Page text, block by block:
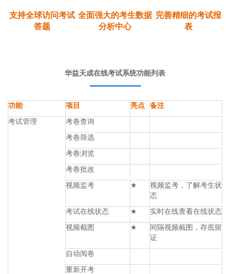
支持全球访问考试
答题
全面强大的考生数据
分析中心
完善精细的考试报
表
华益天成在线考试系统功能列表
▔▔▔▔▔▔▔▔▔
功能 项目 亮点 备注
考试管理 考卷查询
考卷筛选
考卷浏览
考卷批改
视频监考 ★
视频监考，了解考生状
态
考试在线状态 ★ 实时在线查看在线状态
视频截图 ★
间隔视频截图，存底留
证
自动阅卷
重新开考